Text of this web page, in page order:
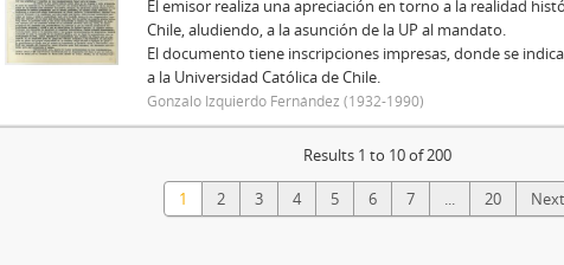
El emisor realiza una apreciación en torno a la realidad
Chile, aludiendo, a la asunción de la UP al mandato.
El documento tiene inscripciones impresas, donde se
a la Universidad Católica de Chile.
Gonzalo Izquierdo Fernández (1932-1990)
Results 1 to 10 of 200
1 2 3 4 5 6 7 ... 20